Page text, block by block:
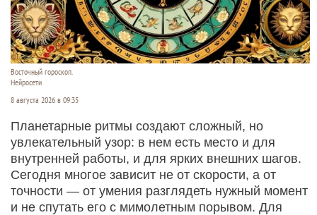
Восточный гороскоп.
Нейросети
8 августа 2026 в 09:35
Планетарные ритмы создают сложный, но
увлекательный узор: в нем есть место и для
внутренней работы, и для ярких внешних шагов.
Сегодня многое зависит не от скорости, а от
точности — от умения разглядеть нужный момент
и не спутать его с мимолетным порывом. Для